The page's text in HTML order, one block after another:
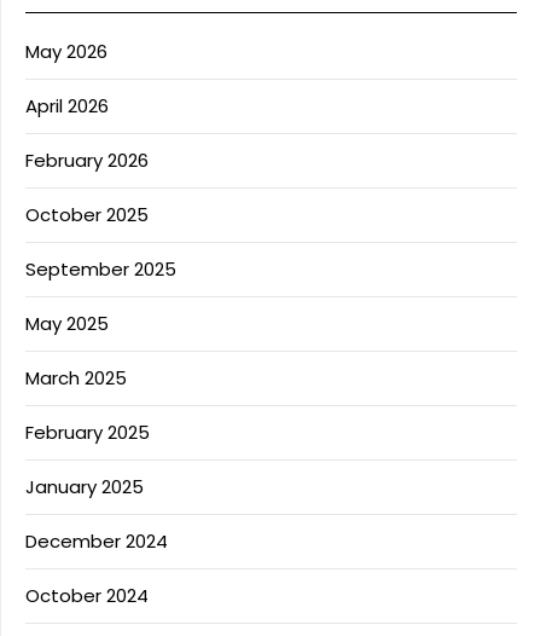
May 2026
April 2026
February 2026
October 2025
September 2025
May 2025
March 2025
February 2025
January 2025
December 2024
October 2024